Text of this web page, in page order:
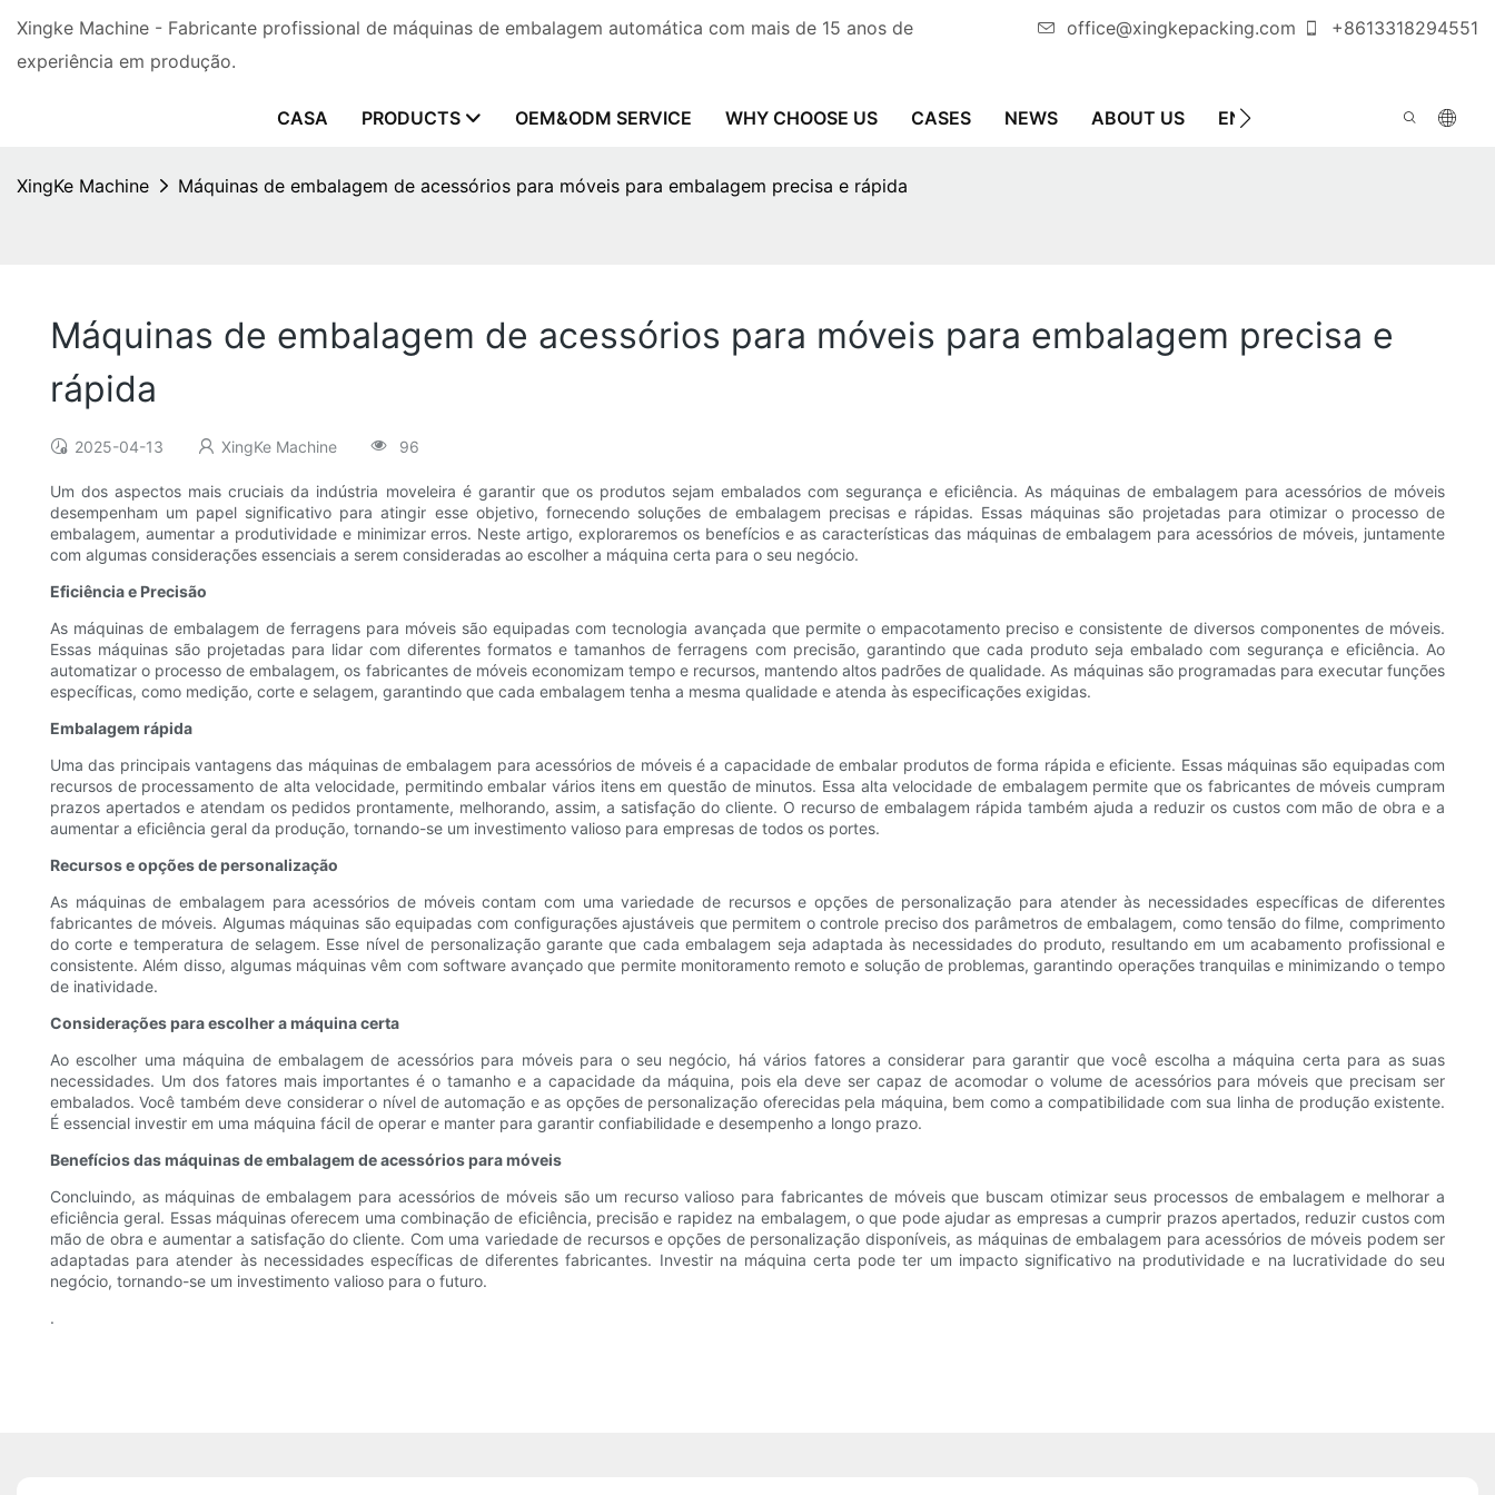
Xingke Machine - Fabricante profissional de máquinas de embalagem automática com mais de 15 anos de
experiência em produção.
office@xingkepacking.com +8613318294551
CASA PRODUCTS OEM&ODM SERVICE WHY CHOOSE US CASES NEWS ABOUT US ENTRE EM CONTATO
XingKe Machine Máquinas de embalagem de acessórios para móveis para embalagem precisa e rápida
Máquinas de embalagem de acessórios para móveis para embalagem precisa e
rápida
2025-04-13 XingKe Machine 96
Um dos aspectos mais cruciais da indústria moveleira é garantir que os produtos sejam embalados com segurança e eficiência. As máquinas de embalagem para acessórios de móveis
desempenham um papel significativo para atingir esse objetivo, fornecendo soluções de embalagem precisas e rápidas. Essas máquinas são projetadas para otimizar o processo de
embalagem, aumentar a produtividade e minimizar erros. Neste artigo, exploraremos os benefícios e as características das máquinas de embalagem para acessórios de móveis, juntamente
com algumas considerações essenciais a serem consideradas ao escolher a máquina certa para o seu negócio.
Eficiência e Precisão
As máquinas de embalagem de ferragens para móveis são equipadas com tecnologia avançada que permite o empacotamento preciso e consistente de diversos componentes de móveis.
Essas máquinas são projetadas para lidar com diferentes formatos e tamanhos de ferragens com precisão, garantindo que cada produto seja embalado com segurança e eficiência. Ao
automatizar o processo de embalagem, os fabricantes de móveis economizam tempo e recursos, mantendo altos padrões de qualidade. As máquinas são programadas para executar funções
específicas, como medição, corte e selagem, garantindo que cada embalagem tenha a mesma qualidade e atenda às especificações exigidas.
Embalagem rápida
Uma das principais vantagens das máquinas de embalagem para acessórios de móveis é a capacidade de embalar produtos de forma rápida e eficiente. Essas máquinas são equipadas com
recursos de processamento de alta velocidade, permitindo embalar vários itens em questão de minutos. Essa alta velocidade de embalagem permite que os fabricantes de móveis cumpram
prazos apertados e atendam os pedidos prontamente, melhorando, assim, a satisfação do cliente. O recurso de embalagem rápida também ajuda a reduzir os custos com mão de obra e a
aumentar a eficiência geral da produção, tornando-se um investimento valioso para empresas de todos os portes.
Recursos e opções de personalização
As máquinas de embalagem para acessórios de móveis contam com uma variedade de recursos e opções de personalização para atender às necessidades específicas de diferentes
fabricantes de móveis. Algumas máquinas são equipadas com configurações ajustáveis ​​que permitem o controle preciso dos parâmetros de embalagem, como tensão do filme, comprimento
do corte e temperatura de selagem. Esse nível de personalização garante que cada embalagem seja adaptada às necessidades do produto, resultando em um acabamento profissional e
consistente. Além disso, algumas máquinas vêm com software avançado que permite monitoramento remoto e solução de problemas, garantindo operações tranquilas e minimizando o tempo
de inatividade.
Considerações para escolher a máquina certa
Ao escolher uma máquina de embalagem de acessórios para móveis para o seu negócio, há vários fatores a considerar para garantir que você escolha a máquina certa para as suas
necessidades. Um dos fatores mais importantes é o tamanho e a capacidade da máquina, pois ela deve ser capaz de acomodar o volume de acessórios para móveis que precisam ser
embalados. Você também deve considerar o nível de automação e as opções de personalização oferecidas pela máquina, bem como a compatibilidade com sua linha de produção existente.
É essencial investir em uma máquina fácil de operar e manter para garantir confiabilidade e desempenho a longo prazo.
Benefícios das máquinas de embalagem de acessórios para móveis
Concluindo, as máquinas de embalagem para acessórios de móveis são um recurso valioso para fabricantes de móveis que buscam otimizar seus processos de embalagem e melhorar a
eficiência geral. Essas máquinas oferecem uma combinação de eficiência, precisão e rapidez na embalagem, o que pode ajudar as empresas a cumprir prazos apertados, reduzir custos com
mão de obra e aumentar a satisfação do cliente. Com uma variedade de recursos e opções de personalização disponíveis, as máquinas de embalagem para acessórios de móveis podem ser
adaptadas para atender às necessidades específicas de diferentes fabricantes. Investir na máquina certa pode ter um impacto significativo na produtividade e na lucratividade do seu
negócio, tornando-se um investimento valioso para o futuro.
.